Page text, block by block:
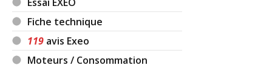
Essai EXEO
Fiche technique
119 avis Exeo
Moteurs / Consommation